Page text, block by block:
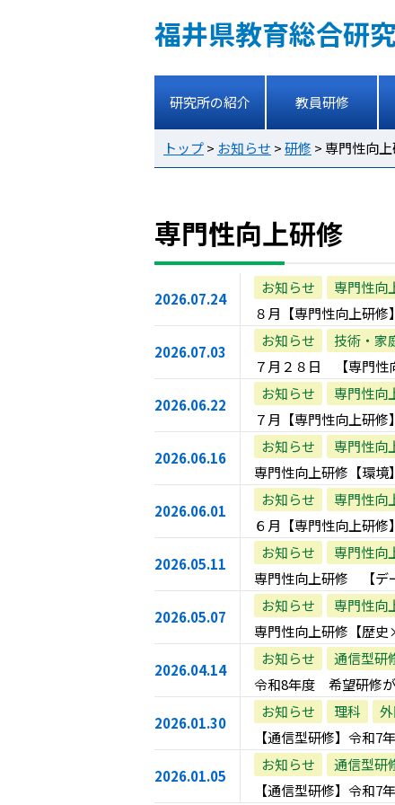
福井県教育総合研
研究所の紹介 教員研修
トップ> お知らせ >研修 > 専門性向
専門性向上研修
2026.07.24
お知らせ
専門性向
８月【専門性向上研修
2026.07.03
お知らせ 技術・家
７月２８日 【専門
2026.06.22
お知らせ
専門性向
７月【専門性向上研修
2026.06.16
お知らせ
専門性向
専門性向上研修【環境
2026.06.01
お知らせ
専門性向
６月【専門性向上研修
2026.05.11
お知らせ
専門性向
専門性向上研修 【デ
2026.05.07
お知らせ
専門性向
専門性向上研修【歴
2026.04.14
お知らせ 通信型研
令和8年度 希望研修
2026.01.30
お知らせ 理科
【通信型研修】令和7
2026.01.05
お知らせ 通信型研
【通信型研修】令和